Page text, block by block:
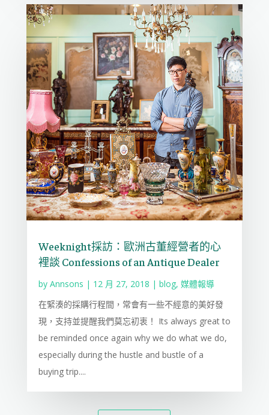
Weeknight採訪：歐洲古董經營者的心
裡談 Confessions of an Antique Dealer
by Annsons | 12 月 27, 2018 | blog, 媒體報導
在緊湊的採購行程間，常會有一些不經意的美好發
現，支持並提醒我們莫忘初衷！ Its always great to
be reminded once again why we do what we do,
especially during the hustle and bustle of a
buying trip....